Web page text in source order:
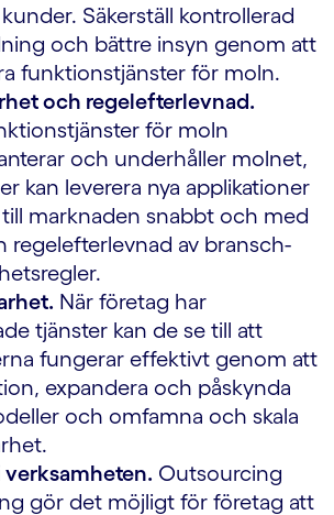
Säkerställ kontrollerad
och bättre insyn genom att
funktionstjänster för moln.
och regelefterlevnad.
för moln
och underhåller molnet,
kan leverera nya applikationer
marknaden snabbt och med
regelefterlevnad av bransch-
När företag har
tjänster kan de se till att
fungerar effektivt genom att
expandera och påskynda
och omfamna och skala
Outsourcing
gör det möjligt för företag att